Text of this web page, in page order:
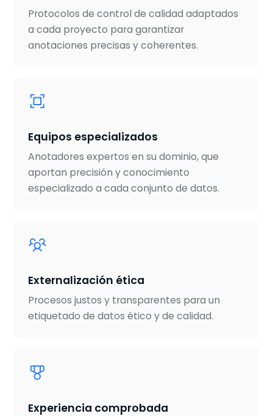
Protocolos de control de calidad adaptados
a cada proyecto para garantizar
anotaciones precisas y coherentes.
Equipos especializados
Anotadores expertos en su dominio, que
aportan precisión y conocimiento
especializado a cada conjunto de datos.
Externalización ética
Procesos justos y transparentes para un
etiquetado de datos ético y de calidad.
Experiencia comprobada